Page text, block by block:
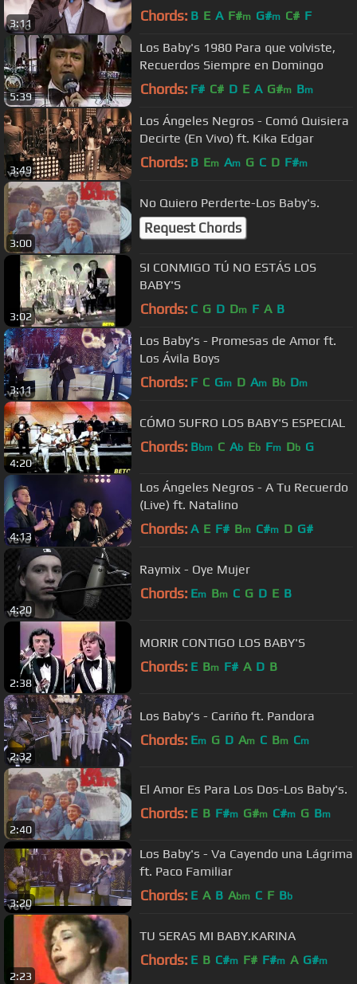
3:11 Chords: B E A F#m G#m C# F
5:39
Los Baby's 1980 Para que volviste,
Recuerdos Siempre en Domingo
Chords: F# C# D E A G#m Bm
3:49
Los Ángeles Negros - Comó Quisiera
Decirte (En Vivo) ft. Kika Edgar
Chords: B Em Am G C D F#m
3:00
No Quiero Perderte-Los Baby's.
Request Chords
3:02
SI CONMIGO TÚ NO ESTÁS LOS
BABY'S
Chords: C G D Dm F A B
3:11
Los Baby's - Promesas de Amor ft.
Los Ávila Boys
Chords: F C Gm D Am Bb Dm
4:20
CÓMO SUFRO LOS BABY'S ESPECIAL
Chords: Bbm C Ab Eb Fm Db G
4:13
Los Ángeles Negros - A Tu Recuerdo
(Live) ft. Natalino
Chords: A E F# Bm C#m D G#
4:20
Raymix - Oye Mujer
Chords: Em Bm C G D E B
2:38
MORIR CONTIGO LOS BABY'S
Chords: E Bm F# A D B
2:32
Los Baby's - Cariño ft. Pandora
Chords: Em G D Am C Bm Cm
2:40
El Amor Es Para Los Dos-Los Baby's.
Chords: E B F#m G#m C#m G Bm
3:20
Los Baby's - Va Cayendo una Lágrima
ft. Paco Familiar
Chords: E A B Abm C F Bb
2:23
TU SERAS MI BABY.KARINA
Chords: E B C#m F# F#m A G#m